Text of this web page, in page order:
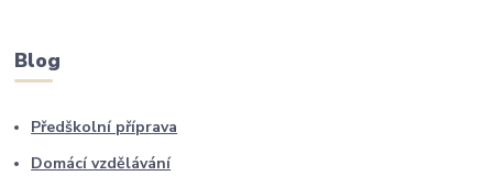
Blog
Předškolní příprava
Domácí vzdělávání